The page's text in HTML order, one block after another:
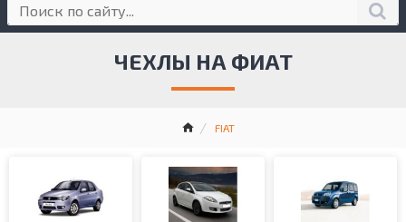
FIAT
ЧЕХЛЫ НА ФИАТ